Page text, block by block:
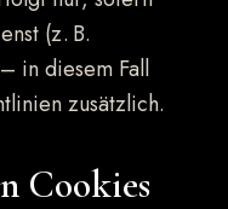
(z. B.
in diesem Fall
zusätzlich.
Cookies